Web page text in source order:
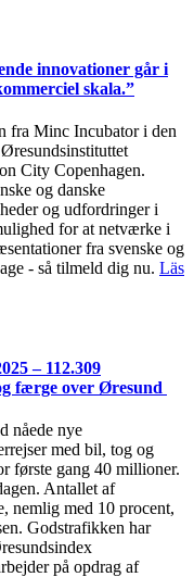
innovationer går i
skala.”
fra Minc Incubator i den
City Copenhagen.
og danske
og udfordringer i
for at netværke i
fra svenske og
- så tilmeld dig nu. Läs
– 112.309
færge over Øresund
nåede nye
med bil, tog og
første gang 40 millioner.
Antallet af
nemlig med 10 procent,
Godstrafikken har
på opdrag af